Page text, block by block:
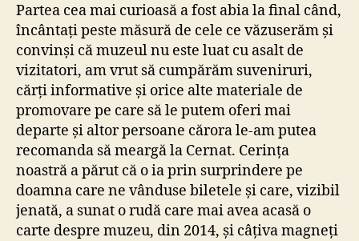
Partea cea mai curioasă a fost abia la final când,
încântați peste măsură de cele ce văzuserăm și
convinși că muzeul nu este luat cu asalt de
vizitatori, am vrut să cumpărăm suveniruri,
cărți informative și orice alte materiale de
promovare pe care să le putem oferi mai
departe și altor persoane cărora le-am putea
recomanda să meargă la Cernat. Cerința
noastră a părut că o ia prin surprindere pe
doamna care ne vânduse biletele și care, vizibil
jenată, a sunat o rudă care mai avea acasă o
carte despre muzeu, din 2014, și câțiva magneți